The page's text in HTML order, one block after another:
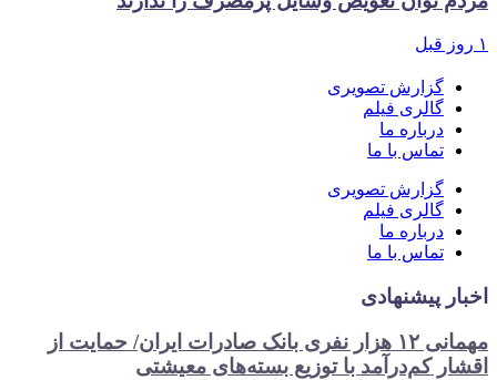
۱ روز قبل
گزارش تصویری
گالری فیلم
درباره ما
تماس با ما
گزارش تصویری
گالری فیلم
درباره ما
تماس با ما
اخبار پیشنهادی
مهمانی ۱۲ هزار نفری بانک صادرات ایران/ حمایت از
اقشار کم‌درآمد با توزیع بسته‌های معیشتی